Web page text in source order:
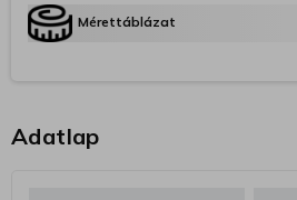
Mérettáblázat
Adatlap